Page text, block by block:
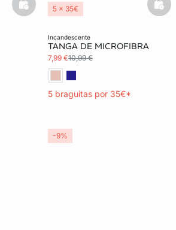
basketfull
incandescente
TANGA DE MICROFIBRA
7,99 €10,99 €
5 braguitas por 35€*
5 x 35€
-9%